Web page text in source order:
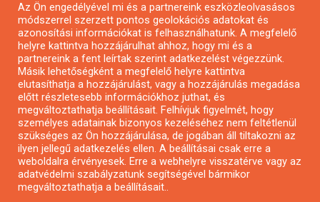
Pályázatok magánszemélyeknek
Pályázatok civil szervezeteknek
Pályázatok vállalkozásoknak
Önkormányzati pályázatok
Mezőgazdasági pályázatok
Falusi turizmus pályázatok
Napelem pályázatok
GINOP pályázatok
Az Ön engedélyével mi és a partnereink eszközleolvasásos
módszerrel szerzett pontos geolokációs adatokat és
azonosítási információkat is felhasználhatunk. A megfelelő
helyre kattintva hozzájárulhat ahhoz, hogy mi és a
partnereink a fent leírtak szerint adatkezelést végezzünk.
Másik lehetőségként a megfelelő helyre kattintva
elutasíthatja a hozzájárulást, vagy a hozzájárulás megadása
előtt részletesebb információkhoz juthat, és
megváltoztathatja beállításait. Felhívjuk figyelmét, hogy
személyes adatainak bizonyos kezeléséhez nem feltétlenül
szükséges az Ön hozzájárulása, de jogában áll tiltakozni az
ilyen jellegű adatkezelés ellen. A beállításai csak erre a
weboldalra érvényesek. Erre a webhelyre visszatérve vagy az
adatvédelmi szabályzatunk segítségével bármikor
megváltoztathatja a beállításait..